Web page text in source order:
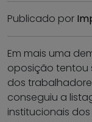
Publicado por
Em mais uma
oposição tentou
dos
conseguiu a
institucionais